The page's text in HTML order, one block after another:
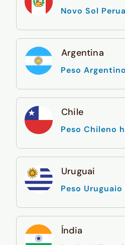
Novo Sol
Argentina
Peso
Chile
Peso Chileno
Uruguai
Peso Uruguaio
Índia